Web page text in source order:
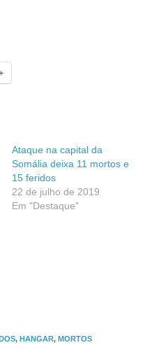
Ataque na capital da
Somália deixa 11 mortos e
15 feridos
22 de julho de 2019
Em "Destaque"
, HANGAR, MORTOS